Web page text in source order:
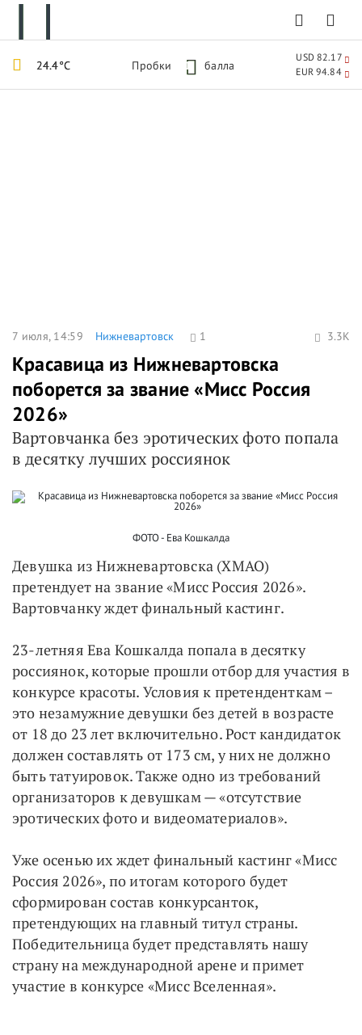
7 июля, 14:59 Нижневартовск 1 3.3K
Красавица из Нижневартовска
поборется за звание «Мисс Россия
2026»
Вартовчанка без эротических фото попала
в десятку лучших россиянок
ФОТО - Ева Кошкалда
Девушка из Нижневартовска (ХМАО)
претендует на звание «Мисс Россия 2026».
Вартовчанку ждет финальный кастинг.
23-летняя Ева Кошкалда попала в десятку
россиянок, которые прошли отбор для участия в
конкурсе красоты. Условия к претенденткам –
это незамужние девушки без детей в возрасте
от 18 до 23 лет включительно. Рост кандидаток
должен составлять от 173 см, у них не должно
быть татуировок. Также одно из требований
организаторов к девушкам — «отсутствие
эротических фото и видеоматериалов».
Уже осенью их ждет финальный кастинг «Мисс
Россия 2026», по итогам которого будет
сформирован состав конкурсанток,
претендующих на главный титул страны.
Победительница будет представлять нашу
страну на международной арене и примет
участие в конкурсе «Мисс Вселенная».
24.4°C Пробки 1 балла
USD 82.17
EUR 94.84